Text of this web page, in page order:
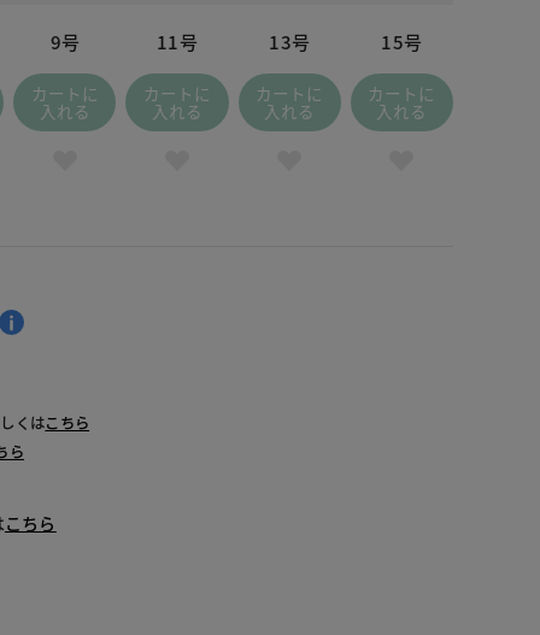
9号
カートに
入れる
11号
カートに
入れる
13号
カートに
入れる
15号
カートに
入れる
くはこちら
ら
こちら